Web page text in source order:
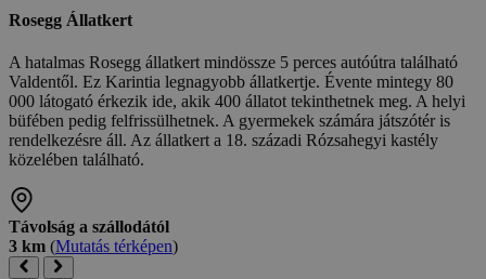
Rosegg Állatkert
A hatalmas Rosegg állatkert mindössze 5 perces autóútra található
Valdentől. Ez Karintia legnagyobb állatkertje. Évente mintegy 80
000 látogató érkezik ide, akik 400 állatot tekinthetnek meg. A helyi
büfében pedig felfrissülhetnek. A gyermekek számára játszótér is
rendelkezésre áll. Az állatkert a 18. századi Rózsahegyi kastély
közelében található.
Távolság a szállodától
3 km (Mutatás térképen)